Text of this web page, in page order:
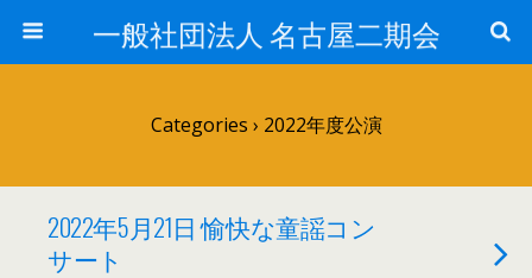
一般社団法人 名古屋二期会
Categories › 2022年度公演
2022年5月21日 愉快な童謡コン
サート